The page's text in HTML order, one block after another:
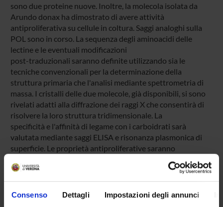
Consenso Dettagli Impostazioni degli annunci
sono due proteine nuove. Inoltre, la molecola isolata da
Arundo donax ha dimostrato di avere attività
antiproliferativa su cellule in coltura. Saggi analoghi sulla
POL sono in corso. La sequenza degli aminoacidi delle
lectine e le eventuali modificazioni
post-traduzionali saranno definite utilizzando sia le
tecniche convenzionali per la determinazione della
struttura primaria che l'analisi mediante spettrometria di
massa. I cristalli delle due molecole, già disponibili, si sono
rivelati adatti alla diffrazione dei raggi X che consentirà di
risolvere la loro struttura tridimensionale. La
specificità e l'affinità di legame con i carboidrati sarà
valutata mediante saggi ELISA e risonanza plasmonica di
superficie. Le proprietà antiproliferative saranno
definite su un ampio pannello di linee cellulari umane. La
capacità di legare selettivamente catene oligosaccaridiche
presenti sulla superficie di cellule umane,
tumorali e non, prelievi bioptici, e batteri, sarà determinata